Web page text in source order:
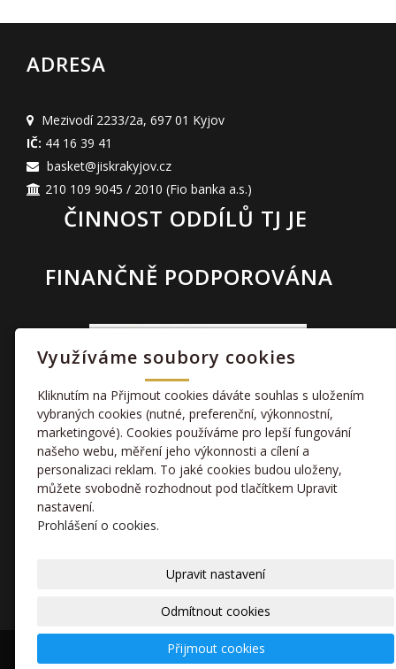
ADRESA
Mezivodí 2233/2a, 697 01 Kyjov
IČ: 44 16 39 41
basket@jiskrakyjov.cz
210 109 9045 / 2010 (Fio banka a.s.)
ČINNOST ODDÍLŮ TJ JE
FINANČNĚ PODPOROVÁNA
TAKÉ NÁS NAJDETE
facebook
kamera
© 2020 Sportovní klub
Využíváme soubory cookies
Kliknutím na Přijmout cookies dáváte souhlas s uložením
vybraných cookies (nutné, preferenční, výkonnostní,
marketingové). Cookies používáme pro lepší fungování
našeho webu, měření jeho výkonnosti a cílení a
personalizaci reklam. To jaké cookies budou uloženy,
můžete svobodně rozhodnout pod tlačítkem Upravit
nastavení.
Prohlášení o cookies.
Upravit nastavení
Odmítnout cookies
Přijmout cookies